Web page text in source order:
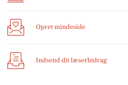
Opret mindeside
Indsend dit læserbidrag